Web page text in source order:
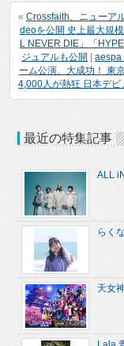
« Crossfaith、ニューア
deoを公開 史上最大規
L NEVER DIE」「
ジュアルも公開
aespa
ーム公演、大成功！ 東
4,000人が熱狂 日本デビ
最近の特集記事
ALL
らく
天女